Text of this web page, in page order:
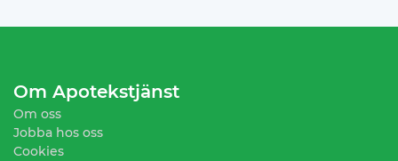
Om Apotekstjänst
Om oss
Jobba hos oss
Cookies